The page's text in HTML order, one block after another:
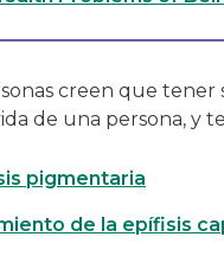
creen que
de una persona, y
pigmentaria
de la epífisis